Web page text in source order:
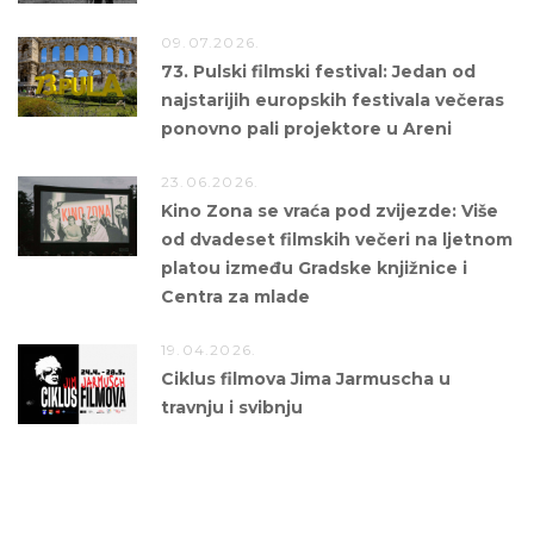
09.07.2026.
73. Pulski filmski festival: Jedan od
najstarijih europskih festivala večeras
ponovno pali projektore u Areni
23.06.2026.
Kino Zona se vraća pod zvijezde: Više
od dvadeset filmskih večeri na ljetnom
platou između Gradske knjižnice i
Centra za mlade
19.04.2026.
Ciklus filmova Jima Jarmuscha u
travnju i svibnju